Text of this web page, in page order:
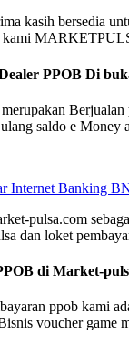
kasih bersedia
kami
PPOB Di
saldo e Money
Internet Banking
pulsa.com
dan loket
di Market-
ppob kami
voucher game